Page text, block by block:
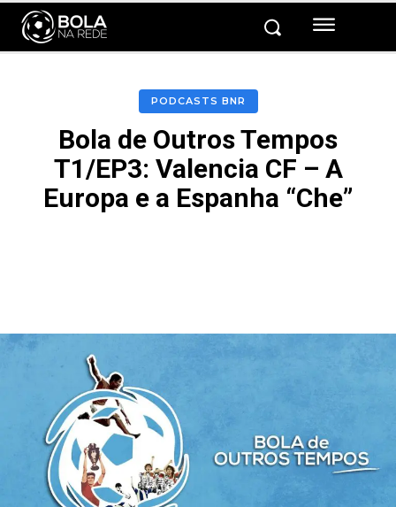
PODCASTS BNR
Bola de Outros Tempos
T1/EP3: Valencia CF – A
Europa e a Espanha “Che”